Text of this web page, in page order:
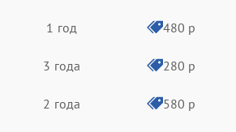
1 год 480 р
3 года 280 р
2 года 580 р